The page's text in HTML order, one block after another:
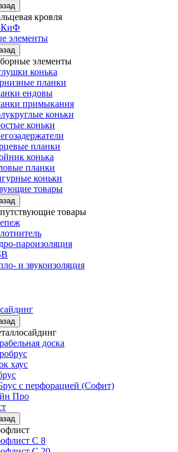
кровля
элементы
элементы
конька
планки
ендовы
примыкания
коньки
коньки
планки
конька
планки
коньки
товары
товары
пароизоляция
и звукоизоляция
доска
хаус
с перфорацией (Софит)
Про
С 8